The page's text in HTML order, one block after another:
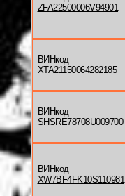
ZFA22500006V94901
ВИНкод
XTA21150064282185
ВИНкод
SHSRE78708U009700
ВИНкод
XW7BF4FK10S110981